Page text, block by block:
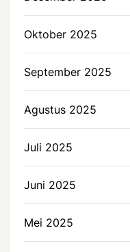
Oktober 2025
September 2025
Agustus 2025
Juli 2025
Juni 2025
Mei 2025